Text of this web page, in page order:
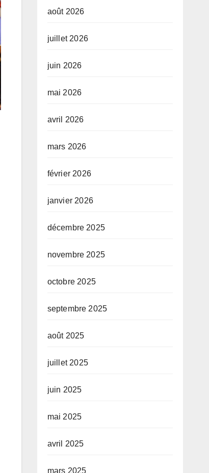
août 2026
juillet 2026
juin 2026
mai 2026
avril 2026
mars 2026
février 2026
janvier 2026
décembre 2025
novembre 2025
octobre 2025
septembre 2025
août 2025
juillet 2025
juin 2025
mai 2025
avril 2025
mars 2025